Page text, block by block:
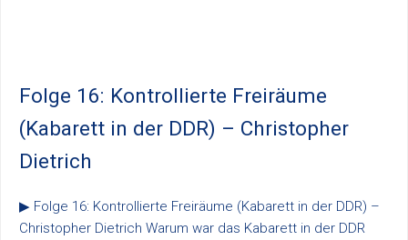
Folge 16: Kontrollierte Freiräume
(Kabarett in der DDR) – Christopher
Dietrich
▶ Folge 16: Kontrollierte Freiräume (Kabarett in der DDR) –
Christopher Dietrich Warum war das Kabarett in der DDR